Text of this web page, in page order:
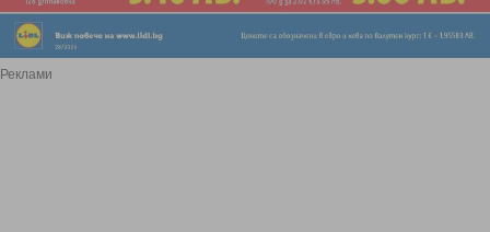
Реклами